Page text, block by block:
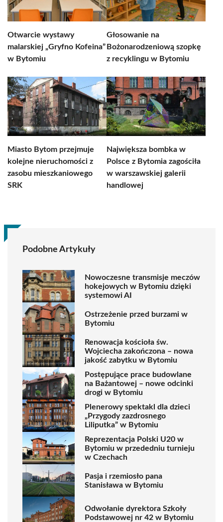
Otwarcie wystawy
malarskiej „Gryfno Kofeina”
w Bytomiu
Głosowanie na
Bożonarodzeniową szopkę
z recyklingu w Bytomiu
Miasto Bytom przejmuje
kolejne nieruchomości z
zasobu mieszkaniowego
SRK
Największa bombka w
Polsce z Bytomia zagościła
w warszawskiej galerii
handlowej
Podobne Artykuły
Nowoczesne transmisje meczów
hokejowych w Bytomiu dzięki
systemowi AI
Ostrzeżenie przed burzami w
Bytomiu
Renowacja kościoła św.
Wojciecha zakończona – nowa
jakość zabytku w Bytomiu
Postępujące prace budowlane
na Bażantowej – nowe odcinki
drogi w Bytomiu
Plenerowy spektakl dla dzieci
„Przygody zazdrosnego
Liliputka” w Bytomiu
Reprezentacja Polski U20 w
Bytomiu w przededniu turnieju
w Czechach
Pasja i rzemiosło pana
Stanisława w Bytomiu
Odwołanie dyrektora Szkoły
Podstawowej nr 42 w Bytomiu